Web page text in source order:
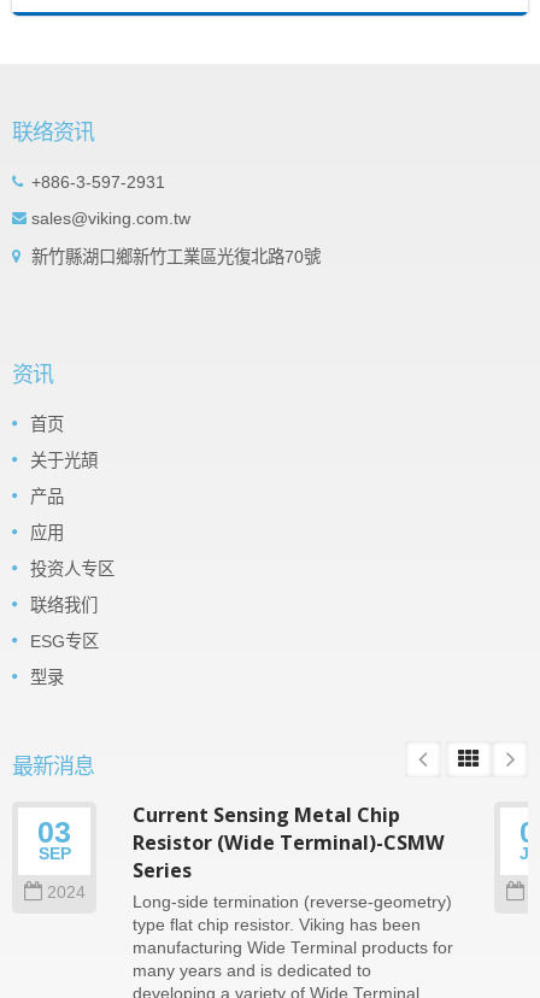
联络资讯
+886-3-597-2931
sales@viking.com.tw
新竹縣湖口鄉新竹工業區光復北路70號
资讯
首页
关于光頡
产品
应用
投资人专区
联络我们
ESG专区
型录
最新消息
03
SEP
2024
Current Sensing Metal Chip
Resistor (Wide Terminal)-CSMW
Series
Long-side termination (reverse-geometry)
type flat chip resistor. Viking has been
manufacturing Wide Terminal products for
many years and is dedicated to
developing a variety of Wide Terminal...